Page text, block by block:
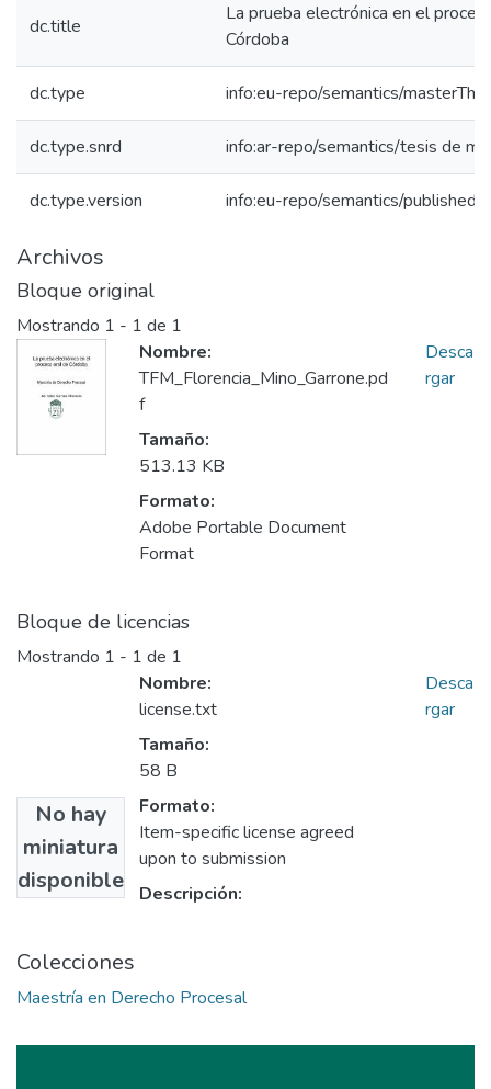
dc.title
La prueba electrónica en el
Córdoba
dc.type info:eu-repo/semantics/
dc.type.snrd info:ar-repo/semantics/tesis de
dc.type.version info:eu-repo/semantics/
Archivos
Bloque original
Mostrando 1 - 1 de 1
Nombre:
TFM_Florencia_Mino_Garrone.pd
f
Tamaño:
513.13 KB
Formato:
Adobe Portable Document
Format
Desca
rgar
Bloque de licencias
Mostrando 1 - 1 de 1
No hay
miniatura
disponible
Nombre:
license.txt
Tamaño:
58 B
Formato:
Item-specific license agreed
upon to submission
Descripción:
Desca
rgar
Colecciones
Maestría en Derecho Procesal